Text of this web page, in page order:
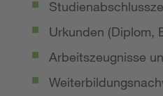
Urkunden (Diplom,
Arbeitszeugnisse